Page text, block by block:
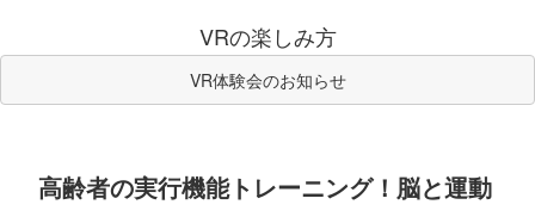
VRの楽しみ方
VR体験会のお知らせ
高齢者の実行機能トレーニング！脳と運動